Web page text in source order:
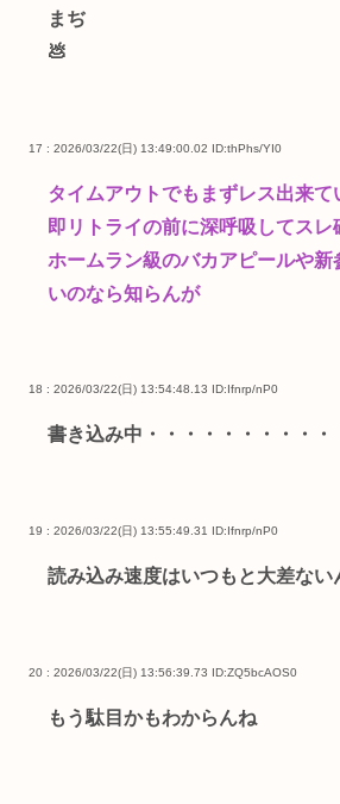
まぢ
💩
17 : 2026/03/22(日) 13:49:00.02 ID:thPhs/YI0
タイムアウトでもまずレス出来て
即リトライの前に深呼吸してスレ
ホームラン級のバカアピールや新
いのなら知らんが
18 : 2026/03/22(日) 13:54:48.13 ID:Ifnrp/nP0
書き込み中・・・・・・・・・・
19 : 2026/03/22(日) 13:55:49.31 ID:Ifnrp/nP0
読み込み速度はいつもと大差ない
20 : 2026/03/22(日) 13:56:39.73 ID:ZQ5bcAOS0
もう駄目かもわからんね